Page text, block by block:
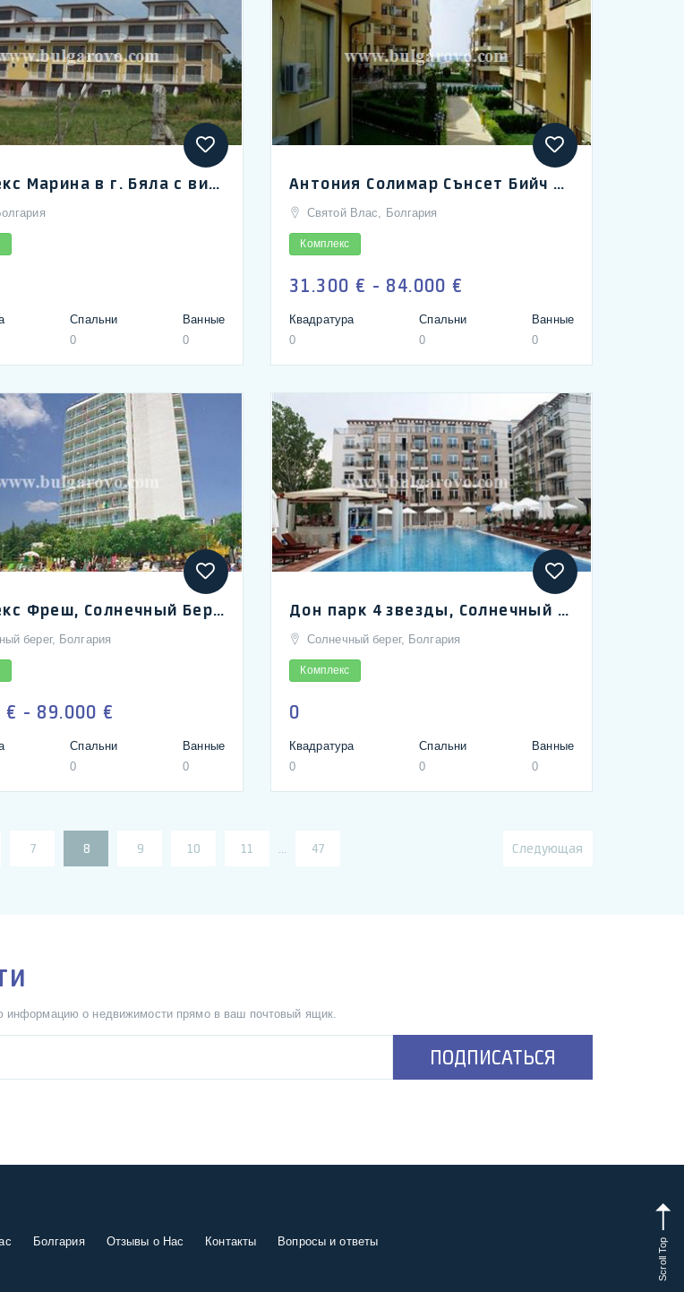
Комплекс Марина в г. Бяла с видом на море строящийся | Marina complex in seaside town of Byala
Спальни
0
Ванные
0
Антония Солимар Сънсет Бийч Квартиры | Solymar (Antonia) Seaview Apartments
Святой Влас, Болгария
Комплекс
31.300 € - 84.000 €
Квадратура
0
Спальни
0
Ванные
0
Комплекс Фреш, Солнечный Берег, апартаменты люкс в продаже, 100 м от море | Apart-hotel Fresh, Sunny Beach high-class apartments for sale
берег, Болгария
€ - 89.000 €
Спальни
0
Ванные
0
Дон парк 4 звезды, Солнечный берег | Dawn Park Residence, Sunny Beach, Bulgaria
Солнечный берег, Болгария
Комплекс
0
Квадратура
0
Спальни
0
Ванные
0
7 8 9 10 11 47 Следующая
информацию о недвижимости прямо в ваш почтовый ящик.
ПОДПИСАТЬСЯ
Болгария Отзывы о Нас Контакты Вопросы и ответы Scroll Top